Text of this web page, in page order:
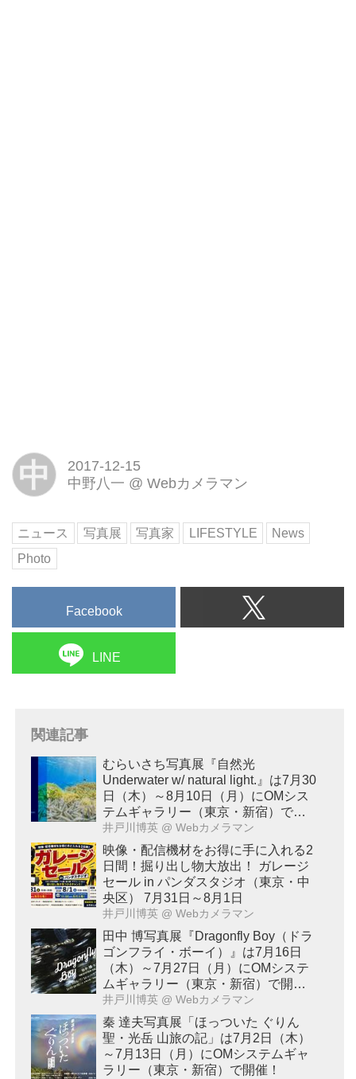
中
2017-12-15
中野八一 @ Webカメラマン
ニュース 写真展 写真家 LIFESTYLE
News
Photo
Facebook
LINE
関連記事
むらいさち写真展『自然光
Underwater w/ natural light.』は7月30
日（木）～8月10日（月）にOMシス
テムギャラリー（東京・新宿）で開
催！
井戸川博英 @ Webカメラマン
映像・配信機材をお得に手に入れる2
日間！掘り出し物大放出！ ガレージ
セール in パンダスタジオ（東京・中
央区） 7月31日～8月1日
井戸川博英 @ Webカメラマン
田中 博写真展『Dragonfly Boy（ドラ
ゴンフライ・ボーイ）』は7月16日
（木）～7月27日（月）にOMシステ
ムギャラリー（東京・新宿）で開
催！
井戸川博英 @ Webカメラマン
秦 達夫写真展「ほっついた ぐりん
聖・光岳 山旅の記」は7月2日（木）
～7月13日（月）にOMシステムギャ
ラリー（東京・新宿）で開催！